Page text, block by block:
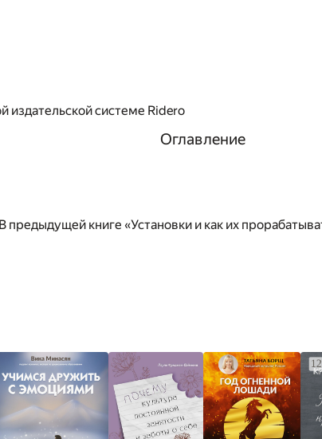
издательской системе Ridero
Оглавление
предыдущей книге «Установки и как их